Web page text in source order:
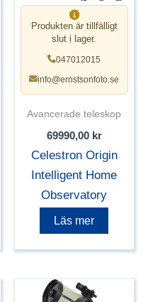
Produkten är tillfälligt
slut i lager.
047012015
info@ernstsonfoto.se
Avancerade teleskop
69990,00 kr
Celestron Origin
Intelligent Home
Observatory
Läs mer